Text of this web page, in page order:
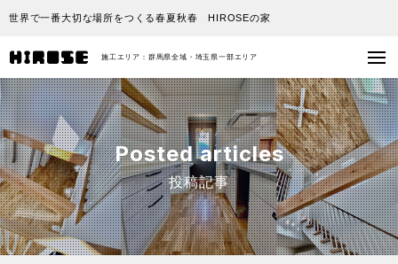
世界で一番大切な場所をつくる春夏秋春 HIROSEの家
施工エリア：群馬県全域・埼玉県一部エリア
Posted articles
投稿記事